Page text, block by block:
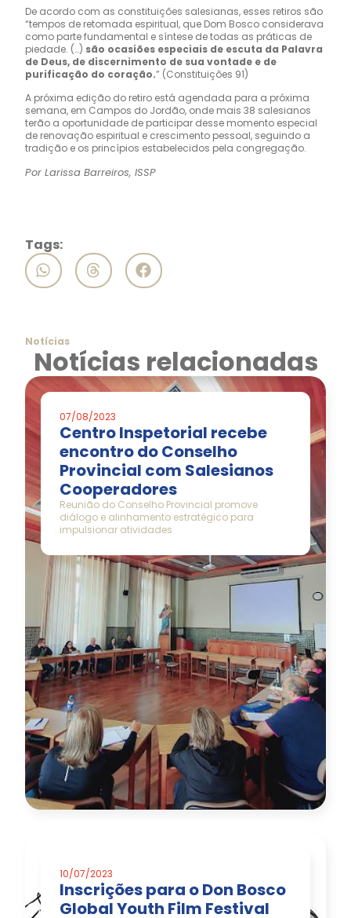
De acordo com as constituições salesianas, esses retiros são
“tempos de retomada espiritual, que Dom Bosco considerava
como parte fundamental e síntese de todas as práticas de
piedade. (…) são ocasiões especiais de escuta da Palavra
de Deus, de discernimento de sua vontade e de
purificação do coração.” (Constituições 91)
A próxima edição do retiro está agendada para a próxima
semana, em Campos do Jordão, onde mais 38 salesianos
terão a oportunidade de participar desse momento especial
de renovação espiritual e crescimento pessoal, seguindo a
tradição e os princípios estabelecidos pela congregação.
Por Larissa Barreiros, ISSP
Tags:
Notícias
Notícias relacionadas
07/08/2023
Centro Inspetorial recebe
encontro do Conselho
Provincial com Salesianos
Cooperadores
Reunião do Conselho Provincial promove
diálogo e alinhamento estratégico para
impulsionar atividades
10/07/2023
Inscrições para o Don Bosco
Global Youth Film Festival